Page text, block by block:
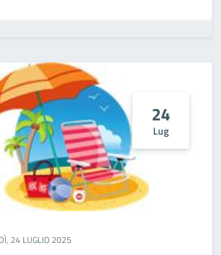
24
Lug
24 LUGLIO 2025